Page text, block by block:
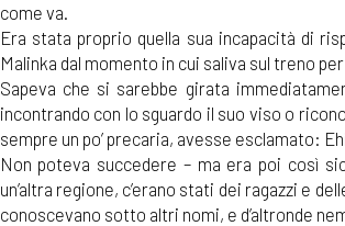
come va.
Era stata proprio quella sua incapacità di
Malinka dal momento in cui saliva sul treno
Sapeva che si sarebbe girata
incontrando con lo sguardo il suo viso o
sempre un po’ precaria, avesse esclamato:
Non poteva succedere – ma era poi così
un’altra regione, c’erano stati dei ragazzi e
conoscevano sotto altri nomi, e d’altronde